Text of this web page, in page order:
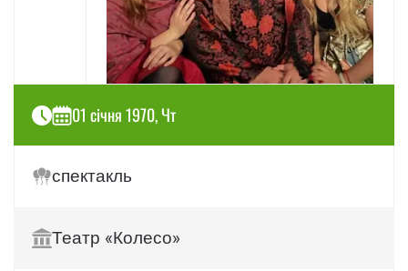
01 січня 1970, Чт
спектакль
Театр «Колесо»